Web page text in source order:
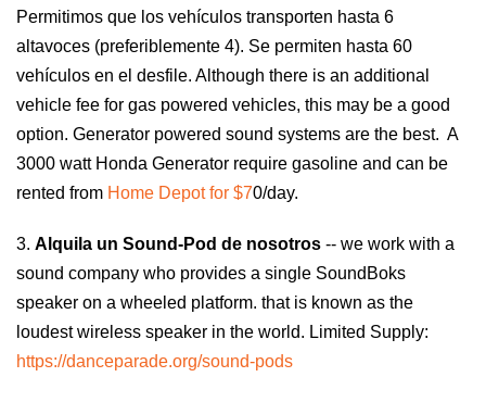
Permitimos que los vehículos transporten hasta 6
altavoces (preferiblemente 4). Se permiten hasta 60
vehículos en el desfile. Although there is an additional
vehicle fee for gas powered vehicles, this may be a good
option. Generator powered sound systems are the best. A
3000 watt Honda Generator require gasoline and can be
rented from Home Depot for $70/day.
3. Alquila un Sound-Pod de nosotros -- we work with a
sound company who provides a single SoundBoks
speaker on a wheeled platform. that is known as the
loudest wireless speaker in the world. Limited Supply:
https://danceparade.org/sound-pods